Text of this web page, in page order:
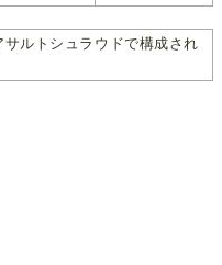
ルトシュラウドで構成され